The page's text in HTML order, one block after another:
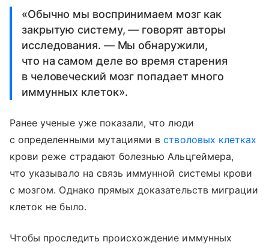
«Обычно мы воспринимаем мозг как
закрытую систему, — говорят авторы
исследования. — Мы обнаружили,
что на самом деле во время старения
в человеческий мозг попадает много
иммунных клеток».
Ранее ученые уже показали, что люди
с определенными мутациями встволовых клетках
крови реже страдают болезнью Альцгеймера,
что указывало на связь иммунной системы крови
с мозгом. Однако прямых доказательств миграции
клеток не было.
Чтобы проследить происхождение иммунных